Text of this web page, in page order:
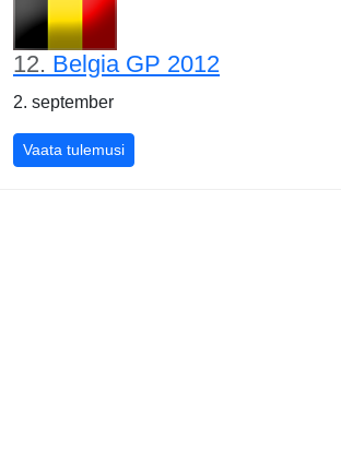
12. Belgia GP 2012
2. september
Vaata tulemusiBelgia GP 2012